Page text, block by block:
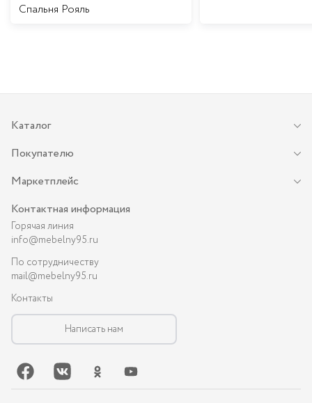
Спальня Рояль
Каталог
Покупателю
Маркетплейс
Контактная информация
Горячая линия
info@mebelny95.ru
По сотрудничеству
mail@mebelny95.ru
Контакты
Написать нам